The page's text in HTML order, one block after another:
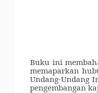
Buku ini
memaparkan
Undang-Undang
pengembangan